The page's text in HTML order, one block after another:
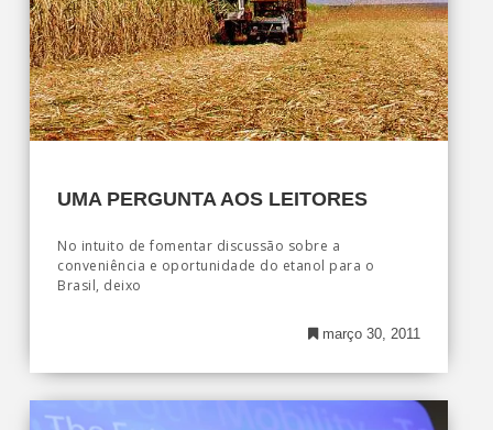
UMA PERGUNTA AOS LEITORES
No intuito de fomentar discussão sobre a
conveniência e oportunidade do etanol para o
Brasil, deixo
março 30, 2011